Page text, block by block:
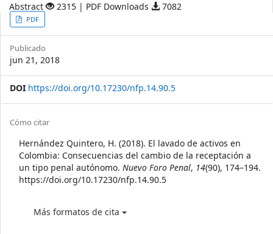
Abstract 2315 | PDF Downloads 7082
Article
Sidebar
PDF
Publicado
jun 21, 2018
DOI https://doi.org/10.17230/nfp.14.90.5
Article
Details
Cómo citar
Hernández Quintero, H. (2018). El lavado de activos en
Colombia: Consecuencias del cambio de la receptación a
un tipo penal autónomo. Nuevo Foro Penal, 14(90), 174–194.
https://doi.org/10.17230/nfp.14.90.5
Más formatos de cita